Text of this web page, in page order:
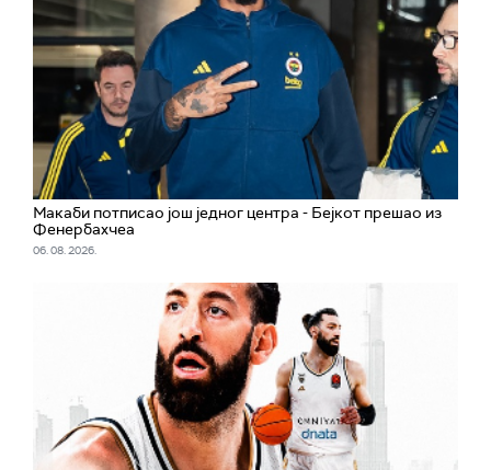
Макаби потписао још једног центра - Бејкот прешао из
Фенербахчеа
06. 08. 2026.